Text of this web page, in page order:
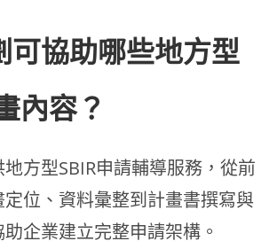
可協助哪些地方型
內容？
方型SBIR申請輔導服務，從前
位、資料彙整到計畫書撰寫與
企業建立完整申請架構。